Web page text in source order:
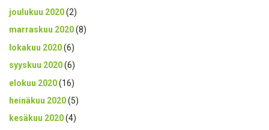
joulukuu 2020(2)
marraskuu 2020(8)
lokakuu 2020(6)
syyskuu 2020(6)
elokuu 2020(16)
heinäkuu 2020(5)
kesäkuu 2020(4)